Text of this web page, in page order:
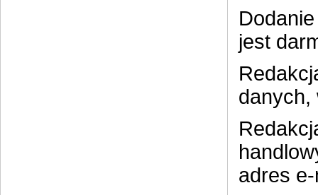
jest
danych,
adres